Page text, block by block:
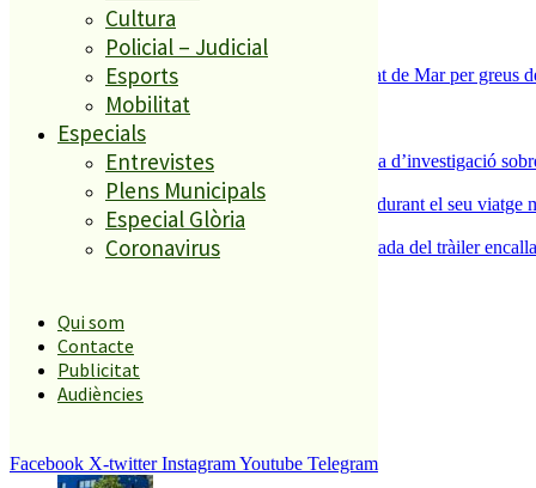
Cultura
Policial – Judicial
Esports
Mobilitat
Especials
Entrevistes
Plens Municipals
Especial Glòria
Coronavirus
Qui som
Contacte
Publicitat
Audiències
Facebook X-twitter InstagramYoutube Telegram
És tendència ara
Tanquen un local de menjar ràpid a Malgrat de Mar per greus
ESPORTS CAP DE SETMANA
3
Un historiador local guanya la primera beca d’investigació
Un grup de cigonyes fa parada a Palafolls durant el seu viatge
Normalitat a Ciutat Jardí després de la retirada del tràiler
El més llegit
1
ESPORTS CAP DE SETMANA